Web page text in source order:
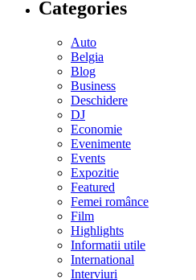
Categories
Auto
Belgia
Blog
Business
Deschidere
DJ
Economie
Evenimente
Events
Expozitie
Featured
Femei românce
Film
Highlights
Informatii utile
International
Interviuri